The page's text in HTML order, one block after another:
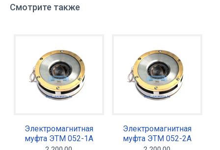
Смотрите также
Электромагнитная
муфта ЭТМ 052-1А
Электромагнитная
муфта ЭТМ 052-2А